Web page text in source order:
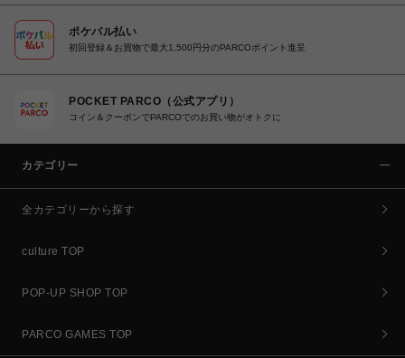
ポケパル払い
初回登録＆お買物で最大1,500円分のPARCOポイント進呈
POCKET PARCO（公式アプリ）
コイン＆クーポンでPARCOでのお買い物がオトクに
カテゴリー
全カテゴリーから探す
culture TOP
POP-UP SHOP TOP
PARCO GAMES TOP